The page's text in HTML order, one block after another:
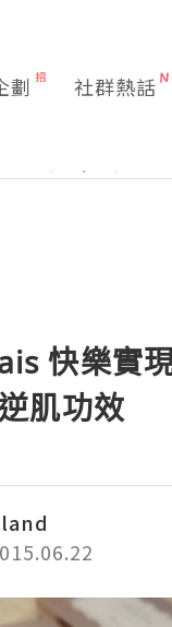
劃 社群熱話
快樂實
肌功效